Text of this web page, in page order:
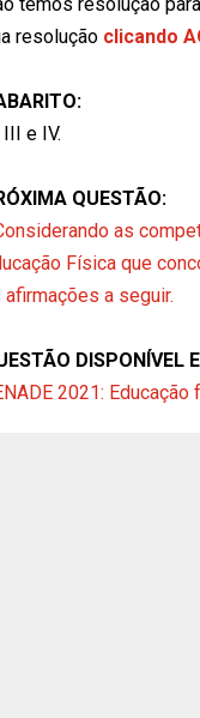
resolução clicando
III e IV.
QUESTÃO:
as
Física que
afirmações a seguir.
DISPONÍVEL
2021: